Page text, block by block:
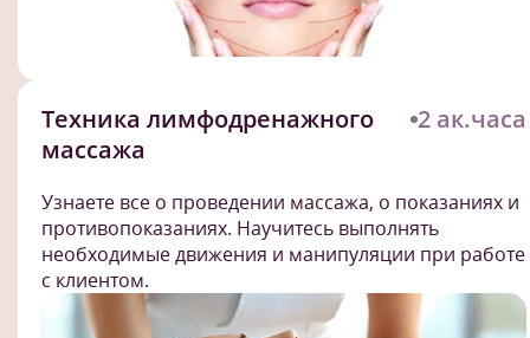
Техника лимфодренажного
массажа
2 ак.часа
Узнаете все о проведении массажа, о показаниях и
противопоказаниях. Научитесь выполнять
необходимые движения и манипуляции при работе
с клиентом.